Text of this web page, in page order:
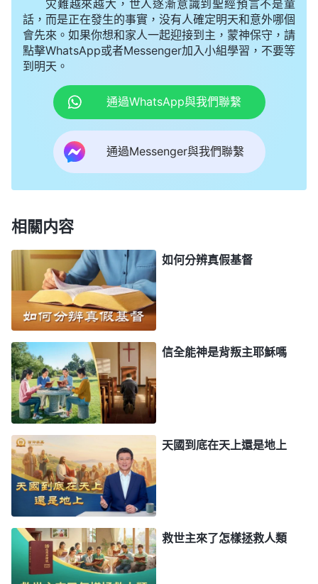
他們失去了接受審判得潔净蒙拯救的機會，也就是失
去了真理的聖靈發表真理作審判工作的機會，他們再
也没有機會見到神的面了。
現在大灾難已經降臨了，神拯救人的工作馬上結
束，隨後就進入末後三年半大灾難了，那是徹底毁滅
人類的大劫難，現在還没迎接到主那可太危險了，隨
時都能喪命啊。如果還不尋求考察真道接受「人子」
來發表的一切真理，那就太傻了，絶對是愚拙的童
睫，能不能在灾前迎接到主，接受神末世的審判得着
潔净，直接决定了人在大灾難中的生死結局！
灾難越來越大，世人逐漸意識到聖經預言不是童
話，而是正在發生的事實，没有人確定明天和意外哪個
會先來。如果你想和家人一起迎接到主，蒙神保守，請
點擊WhatsApp或者Messenger加入小組學習，不要等
到明天。
通過WhatsApp與我們聯繫
通過Messenger與我們聯繫
相關内容
如何分辨真假基督
信全能神是背叛主耶穌嗎
天國到底在天上還是地上
救世主來了怎樣拯救人類